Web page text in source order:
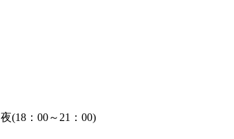
夜(18：00～21：00)